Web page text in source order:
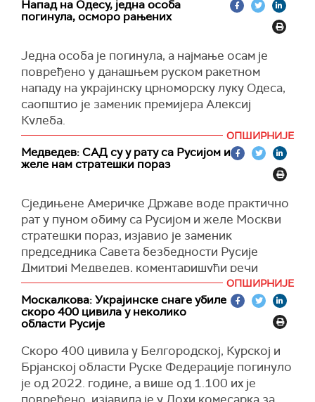
"У директном смо сукобу са Русијом", рекао је
Кал је додао да Владимир Путин није забринут
само за Украјину, већ "заправо за стварање
новог светског поретка".
(Унијан)
претпостављамо да ће Украјина добити помоћ
онако како је предвиђено“, рекао је Бухнер и
Володимира Зеленског у то уверио канцелар
Олаф Шолц током њиховог састанак прошлог
петка у Берлину.
Како сазнаје
Политико
, мађарски премијер
Виктор Орбан одбија да одобри продужење
санкција Руској Федерацији са шест на 36
месеци, што ће отежати доделу кредита
Украјини, који се планирају отплатити на рачун
замрзнутих руске имовине.
(Укринформ, POLITICO)
Напад на Одесу, једна особа
погинула, осморо рањених
Једна особа је погинула, а најмање осам је
повређено у данашњем руском ракетном
нападу на украјинску црноморску луку Одеса,
саопштио је заменик премијера Алексиј
Кулеба.
"Русија је данас поново бомбардовала луку
Одеса. У нападу је једна особа погинула, још
осам је повређено. Сви цивили", написао је
Интерфакс.
Он је навео да је најмање двоје повређених у
тешком стању. Према његовим речима, брод за
суви терет ОПТИМА који је пловио под
заставом Палауа претрпео је вишеструка
оштећења.
(Танјуг)
ОПШИРНИЈЕ
Медведев: САД су у рату са Русијом и
желе нам стратешки пораз
Сједињене Америчке Државе воде практично
рат у пуном обиму са Русијом и желе Москви
стратешки пораз, изјавио је заменик
председника Савета безбедности Русије
Дмитриј Медведев, коментаришући речи
америчког председника Џозефа Бајдена да су
спремни за преговоре са Русијом, Кином и
Северном Корејом о смањењу нуклеарног
наоружања без предуслова.
"Бајден је, да би помогао свом безумном
штићенику, рекао да је спреман на преговоре
о смањењу стратешких нуклеарних снага без
ОПШИРНИЈЕ
Москалкова: Украјинске снаге убиле
скоро 400 цивила у неколико
области Русије
Скоро 400 цивила у Белгородској, Курској и
Брјанској области Руске Федерације погинуло
је од 2022. године, а више од 1.100 их је